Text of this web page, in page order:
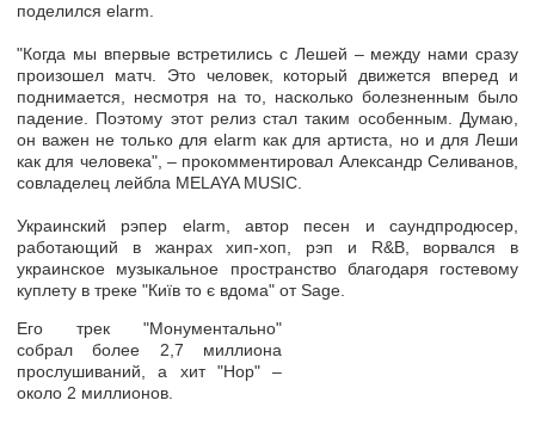
поделился elarm.
"Когда мы впервые встретились с Лешей – между нами сразу
произошел матч. Это человек, который движется вперед и
поднимается, несмотря на то, насколько болезненным было
падение. Поэтому этот релиз стал таким особенным. Думаю,
он важен не только для elarm как для артиста, но и для Леши
как для человека", – прокомментировал Александр Селиванов,
совладелец лейбла MELAYA MUSIC.
Украинский рэпер elarm, автор песен и саундпродюсер,
работающий в жанрах хип-хоп, рэп и R&B, ворвался в
украинское музыкальное пространство благодаря гостевому
куплету в треке "Київ то є вдома" от Sage.
Его трек "Монументально"
собрал более 2,7 миллиона
прослушиваний, а хит "Hop" –
около 2 миллионов.